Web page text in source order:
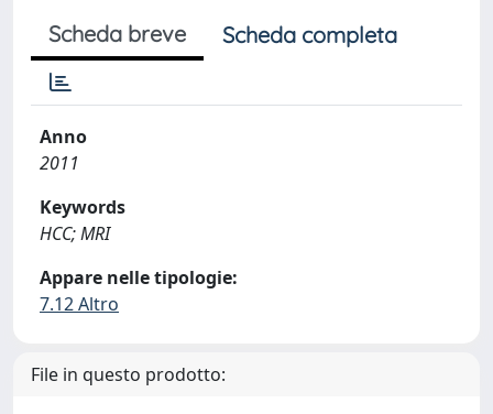
Scheda breve Scheda completa
Anno
2011
Keywords
HCC; MRI
Appare nelle tipologie:
7.12 Altro
File in questo prodotto: